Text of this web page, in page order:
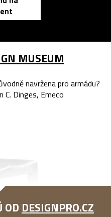
MUSEUM
navržena pro armádu?
Dinges, Emeco
OD DESIGNPRO.CZ